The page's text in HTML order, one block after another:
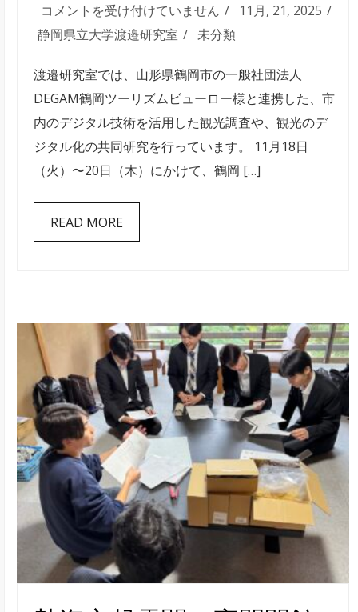
2025
年
月
山
形
県
鶴
岡
市
察
と
ミ
ー
テ
ィ
ン
を
行
い
ま
コメントを受け付けていません
11月, 21, 2025
静岡県立大学渡邉研究室
未分類
渡邉研究室では、山形県鶴岡市の一般社団法人
DEGAM鶴岡ツーリズムビューロー様と連携した、市
内のデジタル技術を活用した観光調査や、観光のデ
ジタル化の共同研究を行っています。 11月18日
（火）〜20日（木）にかけて、鶴岡 […]
READ MORE